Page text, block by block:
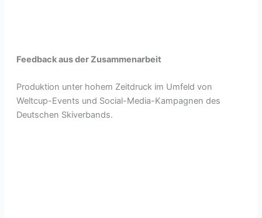
Feedback aus der Zusammenarbeit
Produktion unter hohem Zeitdruck im Umfeld von
Weltcup-Events und Social-Media-Kampagnen des
Deutschen Skiverbands.